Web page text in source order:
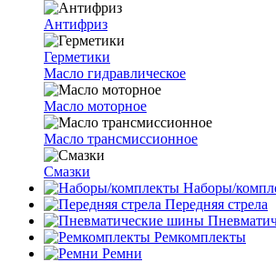
Антифриз
Герметики
Масло гидравлическое
Масло моторное
Масло трансмиссионное
Смазки
Наборы/
Передняя стрела
Ремкомплекты
Ремни